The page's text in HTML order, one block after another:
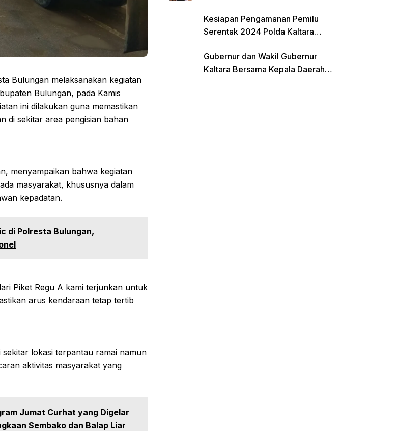
Bulungan melaksanakan kegiatan
Bulungan, pada Kamis
ini dilakukan guna memastikan
di sekitar area pengisian bahan
menyampaikan bahwa kegiatan
masyarakat, khususnya dalam
kepadatan.
di Polresta Bulungan,
Piket Regu A kami terjunkan untuk
arus kendaraan tetap tertib
lokasi terpantau ramai namun
aktivitas masyarakat yang
Jumat Curhat yang Digelar
Sembako dan Balap Liar
Kesiapan Pengamanan Pemilu
Serentak 2024 Polda Kaltara
Gubernur dan Wakil Gubernur
Kaltara Bersama Kepala Daerah